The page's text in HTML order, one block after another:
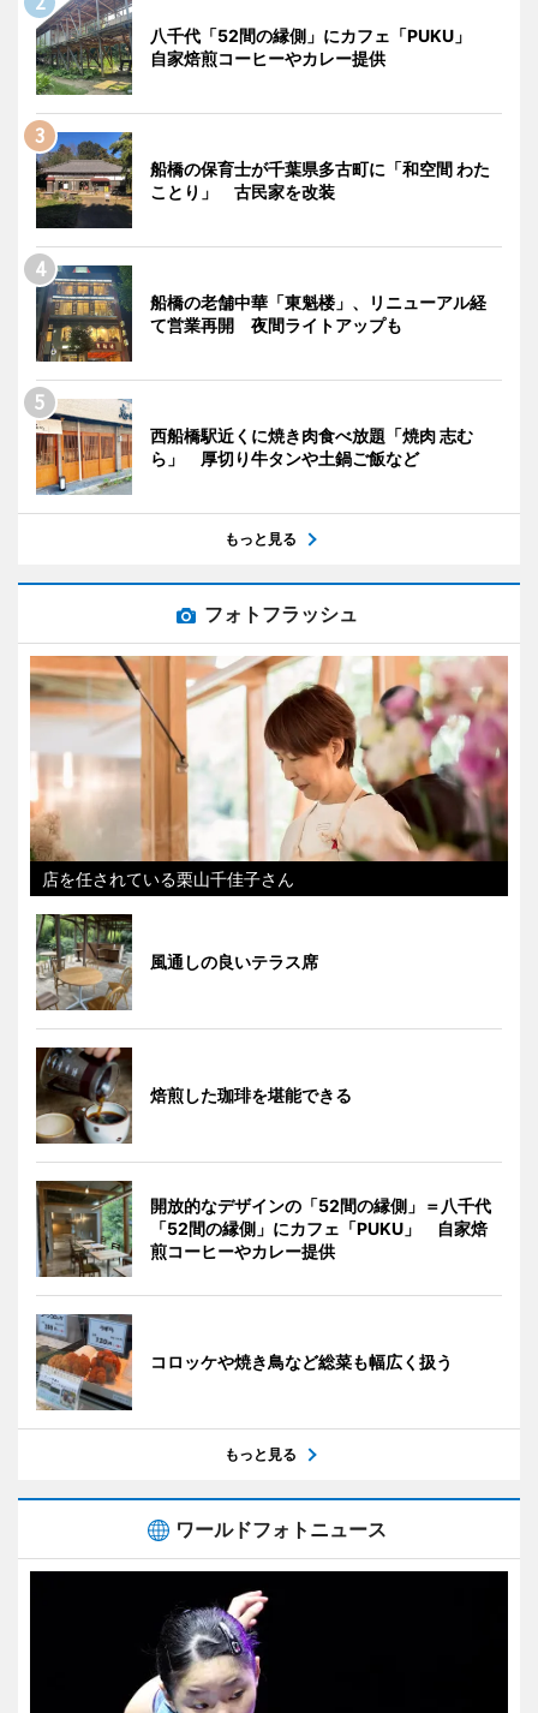
八千代「52間の縁側」にカフェ「PUKU」
自家焙煎コーヒーやカレー提供
船橋の保育士が千葉県多古町に「和空間 わた
ことり」 古民家を改装
船橋の老舗中華「東魁楼」、リニューアル経
て営業再開 夜間ライトアップも
西船橋駅近くに焼き肉食べ放題「焼肉 志む
ら」 厚切り牛タンや土鍋ご飯など
もっと見る
フォトフラッシュ
店を任されている栗山千佳子さん
風通しの良いテラス席
焙煎した珈琲を堪能できる
開放的なデザインの「52間の縁側」＝八千代
「52間の縁側」にカフェ「PUKU」 自家焙
煎コーヒーやカレー提供
コロッケや焼き鳥など総菜も幅広く扱う
もっと見る
ワールドフォトニュース